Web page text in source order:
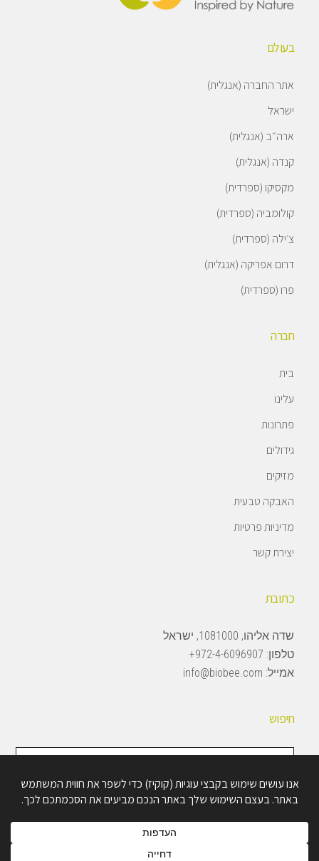
בעולם
אתר החברה (אנגלית)
ישראל
ארה״ב (אנגלית)
קנדה (אנגלית)
מקסיקו (ספרדית)
קולומביה (ספרדית)
צ׳ילה (ספרדית)
דרום אפריקה (אנגלית)
פרו (ספרדית)
חברה
בית
עלינו
פתרונות
גידולים
מזיקים
האבקה טבעית
מדיניות פרטיות
יצירת קשר
כתובת
שדה אליהו, 1081000, ישראל
טלפון: 972-4-6096907+
אמייל: info@biobee.com
חיפוש
חיפוש